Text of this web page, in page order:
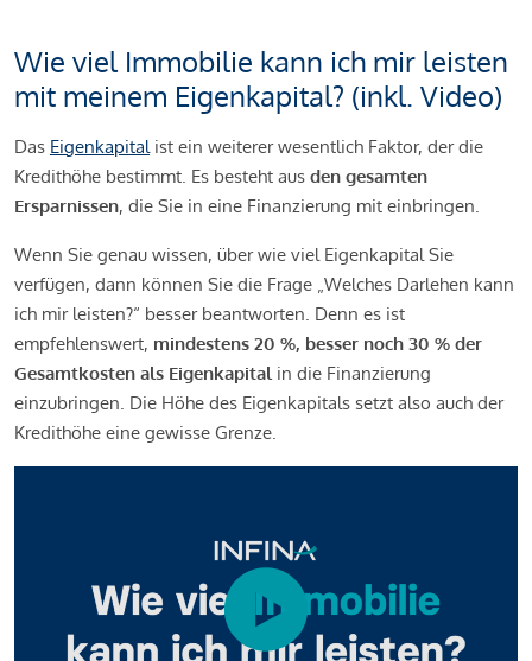
Wie viel Immobilie kann ich mir leisten
mit meinem Eigenkapital? (inkl. Video)
Das Eigenkapitalist ein weiterer wesentlich Faktor, der die
Kredithöhe bestimmt. Es besteht aus den gesamten
Ersparnissen, die Sie in eine Finanzierung mit einbringen.
Wenn Sie genau wissen, über wie viel Eigenkapital Sie
verfügen, dann können Sie die Frage „Welches Darlehen kann
ich mir leisten?“ besser beantworten. Denn es ist
empfehlenswert, mindestens 20 %, besser noch 30 % der
Gesamtkosten als Eigenkapital in die Finanzierung
einzubringen. Die Höhe des Eigenkapitals setzt also auch der
Kredithöhe eine gewisse Grenze.